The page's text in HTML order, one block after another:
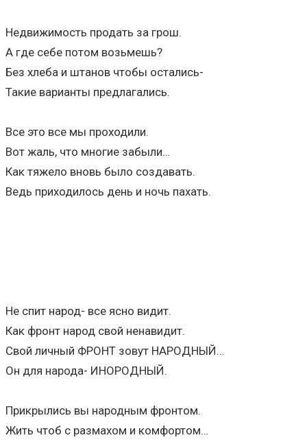
Недвижимость продать за грош.
А где себе потом возьмешь?
Без хлеба и штанов чтобы остались-
Такие варианты предлагались.
Все это все мы проходили.
Вот жаль, что многие забыли…
Как тяжело вновь было создавать.
Ведь приходилось день и ночь пахать.
Не спит народ- все ясно видит.
Как фронт народ свой ненавидит.
Свой личный ФРОНТ зовут НАРОДНЫЙ…
Он для народа- ИНОРОДНЫЙ.
Прикрылись вы народным фронтом.
Жить чтоб с размахом и комфортом…